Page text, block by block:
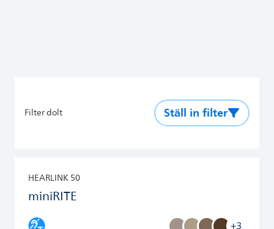
Filter dolt Ställ in filter
HEARLINK 50
miniRITE